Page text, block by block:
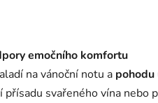
emočního komfortu
na vánoční notu a pohodu
svařeného vína nebo